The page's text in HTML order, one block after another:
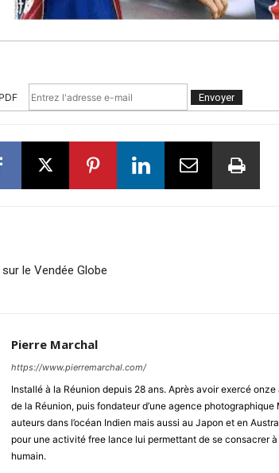
le Vendée Globe
Pierre Marchal
https://www.pierremarchal.com/
Installé à la Réunion depuis 28 ans. Après avoir exercé
de la Réunion, puis fondateur d’une agence
auteurs dans l’océan Indien mais aussi au Japon et en
pour une activité free lance lui permettant de se consacrer à
humain.